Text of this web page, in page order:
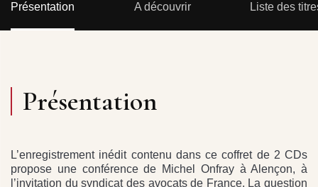
Présentation A découvrir Liste des
Présentation
L’enregistrement inédit contenu dans ce coffret de 2 CDs
propose une conférence de Michel Onfray à Alençon, à
l’invitation du syndicat des avocats de France. La question